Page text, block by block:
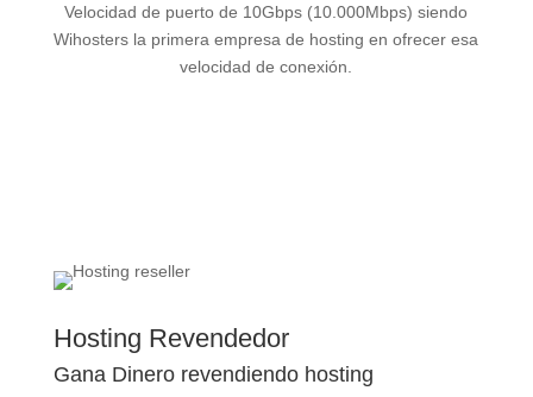
Velocidad de puerto de 10Gbps (10.000Mbps) siendo
Wihosters la primera empresa de hosting en ofrecer esa
velocidad de conexión.
Hosting Revendedor
Gana Dinero revendiendo hosting